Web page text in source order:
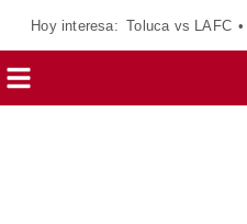
Hoy interesa: Toluca vs LAFC